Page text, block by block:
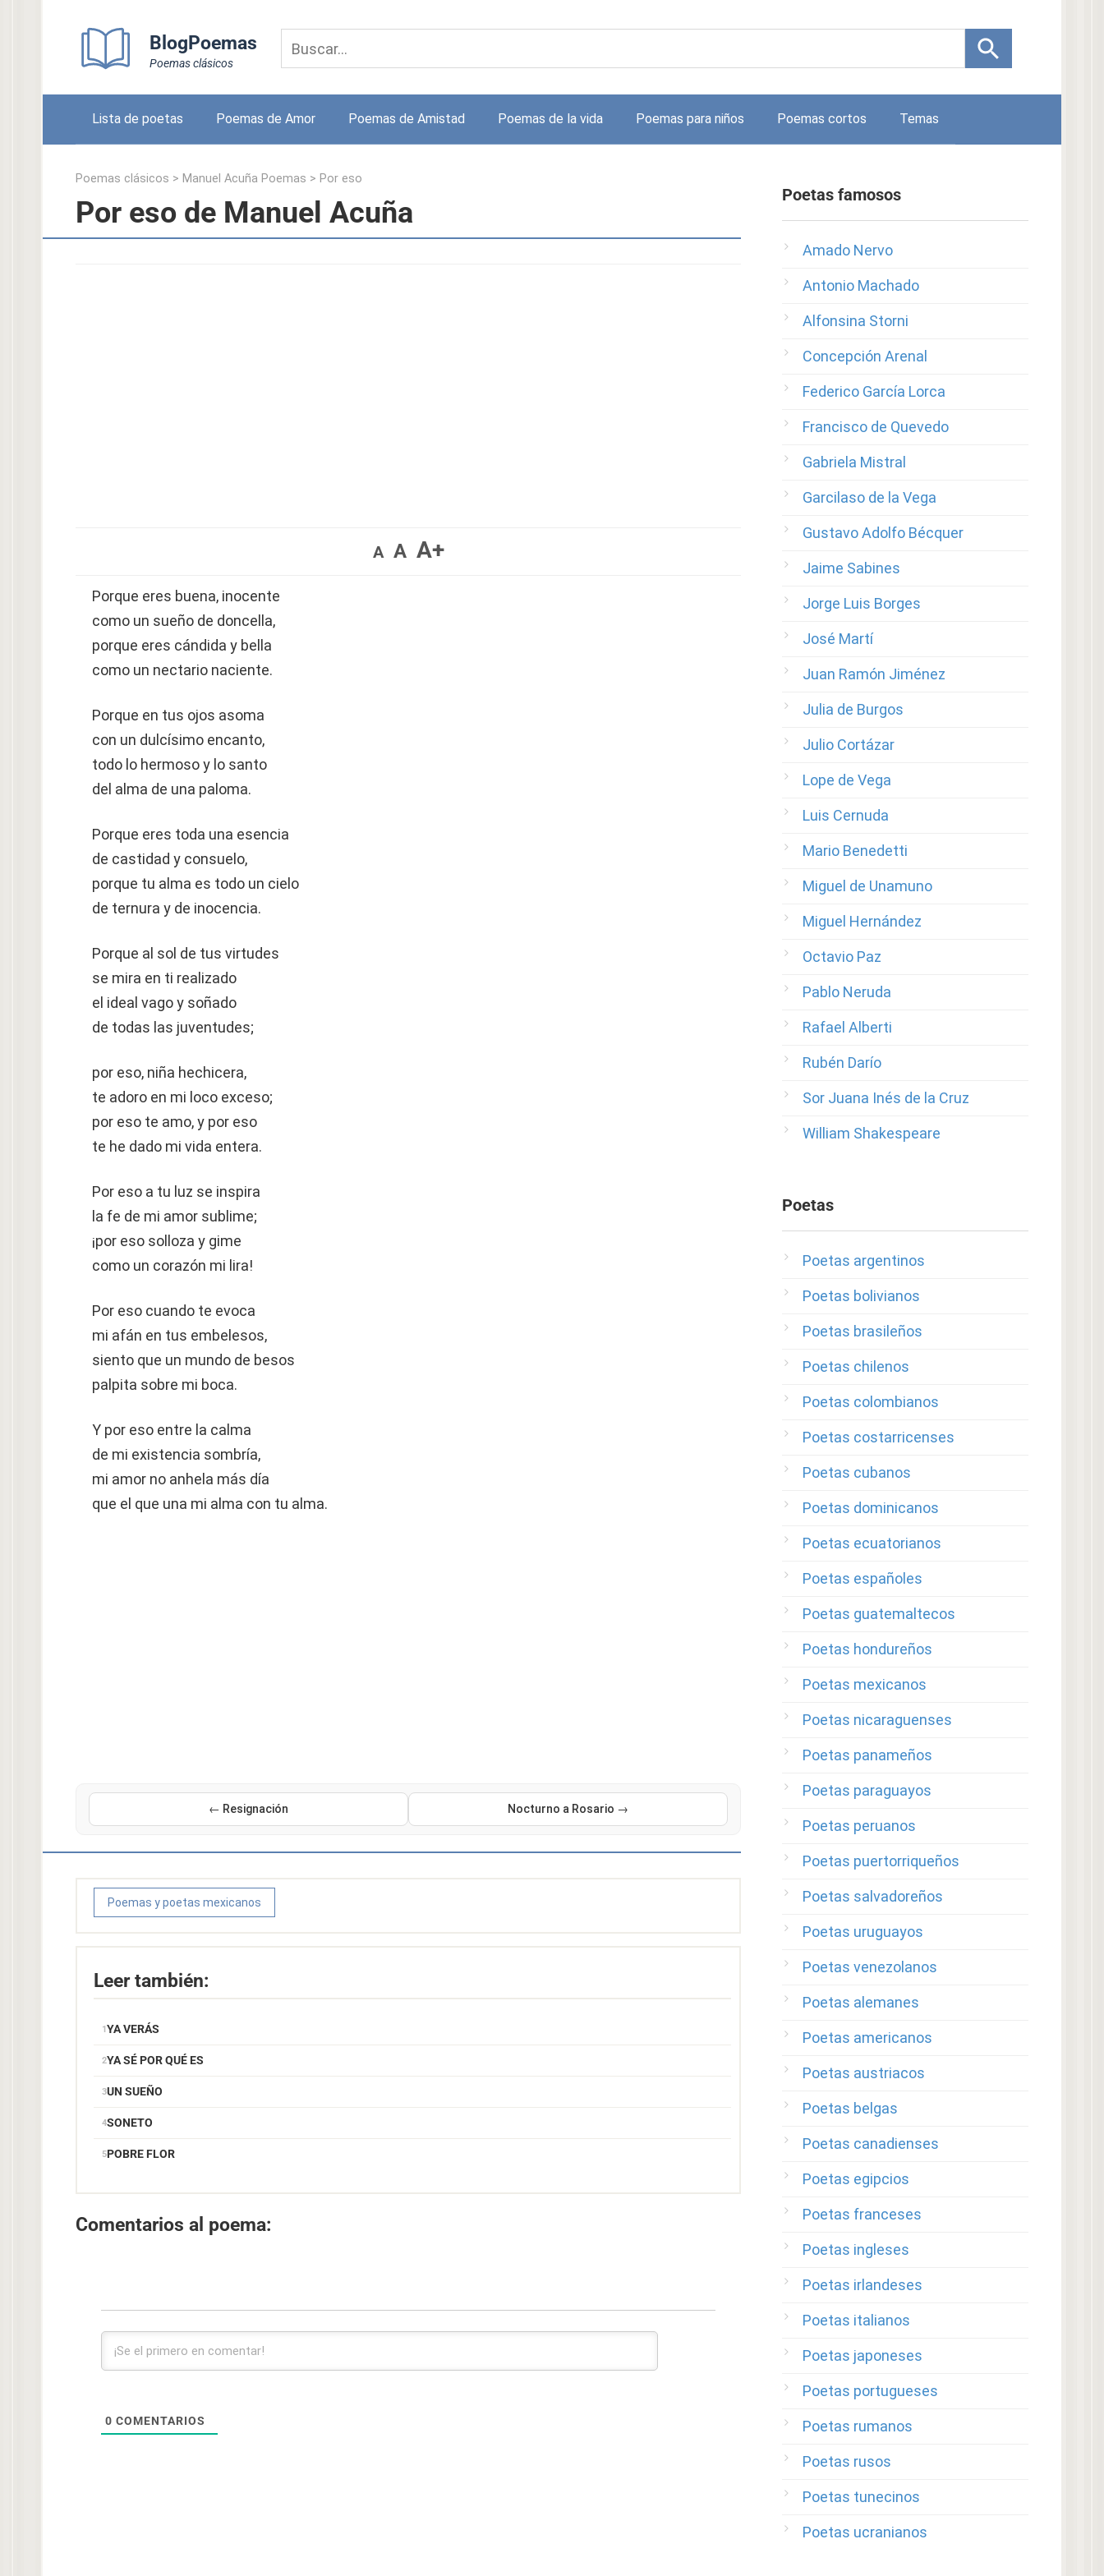
BlogPoemas
Poemas clásicos
Lista de poetas Poemas de Amor Poemas de Amistad Poemas de la vida Poemas para niños Poemas cortos Temas
Poemas clásicos > Manuel Acuña Poemas > Por eso
Por eso de Manuel Acuña
A A A+
Porque eres buena, inocente
como un sueño de doncella,
porque eres cándida y bella
como un nectario naciente.
Porque en tus ojos asoma
con un dulcísimo encanto,
todo lo hermoso y lo santo
del alma de una paloma.
Porque eres toda una esencia
de castidad y consuelo,
porque tu alma es todo un cielo
de ternura y de inocencia.
Porque al sol de tus virtudes
se mira en ti realizado
el ideal vago y soñado
de todas las juventudes;
por eso, niña hechicera,
te adoro en mi loco exceso;
por eso te amo, y por eso
te he dado mi vida entera.
Por eso a tu luz se inspira
la fe de mi amor sublime;
¡por eso solloza y gime
como un corazón mi lira!
Por eso cuando te evoca
mi afán en tus embelesos,
siento que un mundo de besos
palpita sobre mi boca.
Y por eso entre la calma
de mi existencia sombría,
mi amor no anhela más día
que el que una mi alma con tu alma.
← Resignación Nocturno a Rosario →
Poemas y poetas mexicanos
Leer también:
YA VERÁS
YA SÉ POR QUÉ ES
UN SUEÑO
SONETO
POBRE FLOR
Comentarios al poema:
0 COMENTARIOS
Poetas famosos
Amado Nervo
Antonio Machado
Alfonsina Storni
Concepción Arenal
Federico García Lorca
Francisco de Quevedo
Gabriela Mistral
Garcilaso de la Vega
Gustavo Adolfo Bécquer
Jaime Sabines
Jorge Luis Borges
José Martí
Juan Ramón Jiménez
Julia de Burgos
Julio Cortázar
Lope de Vega
Luis Cernuda
Mario Benedetti
Miguel de Unamuno
Miguel Hernández
Octavio Paz
Pablo Neruda
Rafael Alberti
Rubén Darío
Sor Juana Inés de la Cruz
William Shakespeare
Poetas
Poetas argentinos
Poetas bolivianos
Poetas brasileños
Poetas chilenos
Poetas colombianos
Poetas costarricenses
Poetas cubanos
Poetas dominicanos
Poetas ecuatorianos
Poetas españoles
Poetas guatemaltecos
Poetas hondureños
Poetas mexicanos
Poetas nicaraguenses
Poetas panameños
Poetas paraguayos
Poetas peruanos
Poetas puertorriqueños
Poetas salvadoreños
Poetas uruguayos
Poetas venezolanos
Poetas alemanes
Poetas americanos
Poetas austriacos
Poetas belgas
Poetas canadienses
Poetas egipcios
Poetas franceses
Poetas ingleses
Poetas irlandeses
Poetas italianos
Poetas japoneses
Poetas portugueses
Poetas rumanos
Poetas rusos
Poetas tunecinos
Poetas ucranianos